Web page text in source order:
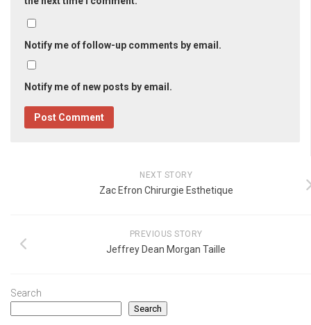
Notify me of follow-up comments by email.
Notify me of new posts by email.
NEXT STORY
Zac Efron Chirurgie Esthetique
PREVIOUS STORY
Jeffrey Dean Morgan Taille
Search
Search